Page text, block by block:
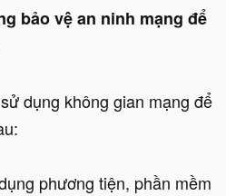
bảo vệ an ninh mạng để
dụng không gian mạng để
phương tiện, phần mềm